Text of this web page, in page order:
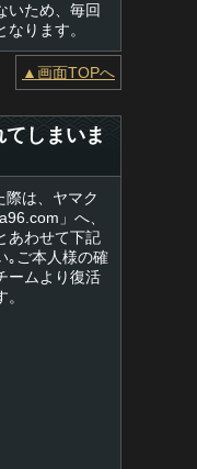
いため、毎回
ります。
▲画面TOPへ
しまいま
は、ヤマク
」へ、
あわせて下記
｡ご本人様の確
ームより復活